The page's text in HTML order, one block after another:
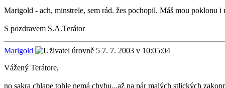
Marigold - ach, minstrele, sem rád. žes pochopil. Máš mou poklonu i
S pozdravem S.A.Terátor
Marigold
7. 7. 2003 v 10:05:04
Vážený Terátore,
no sakra chlape tohle nemá chybu...až na pár malých stlických